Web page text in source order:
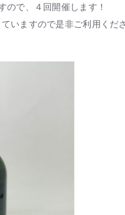
ので、４回開催します！
いますので是非ご利用くだ